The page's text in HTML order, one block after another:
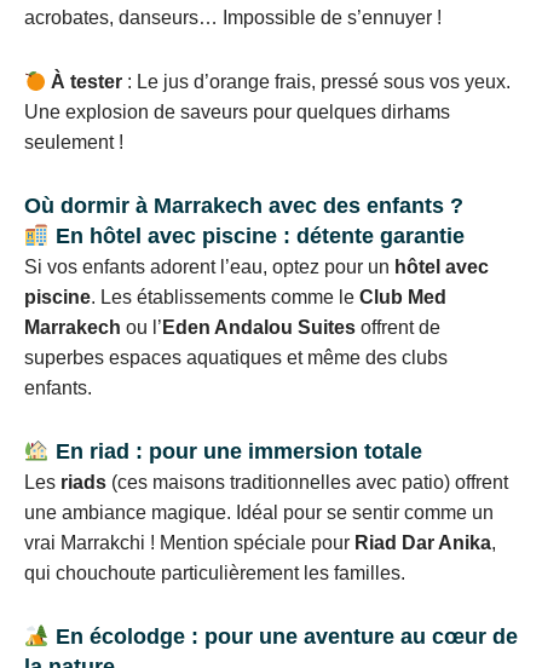
acrobates, danseurs… Impossible de s’ennuyer !
À tester : Le jus d’orange frais, pressé sous vos yeux.
Une explosion de saveurs pour quelques dirhams
seulement !
Où dormir à Marrakech avec des enfants ?
En hôtel avec piscine : détente garantie
Si vos enfants adorent l’eau, optez pour un hôtel avec
piscine. Les établissements comme le Club Med
Marrakech ou l’ Eden Andalou Suites offrent de
superbes espaces aquatiques et même des clubs
enfants.
En riad : pour une immersion totale
Les riads (ces maisons traditionnelles avec patio) offrent
une ambiance magique. Idéal pour se sentir comme un
vrai Marrakchi ! Mention spéciale pour Riad Dar Anika,
qui chouchoute particulièrement les familles.
En écolodge : pour une aventure au cœur de